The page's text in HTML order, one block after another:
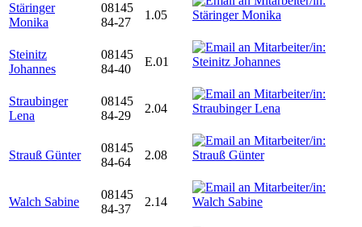
Stäringer
Monika
08145
84-27
1.05
Steinitz
Johannes
08145
84-40
E.01
Straubinger
Lena
08145
84-29
2.04
Strauß Günter
08145
84-64
2.08
Walch Sabine
08145
84-37
2.14